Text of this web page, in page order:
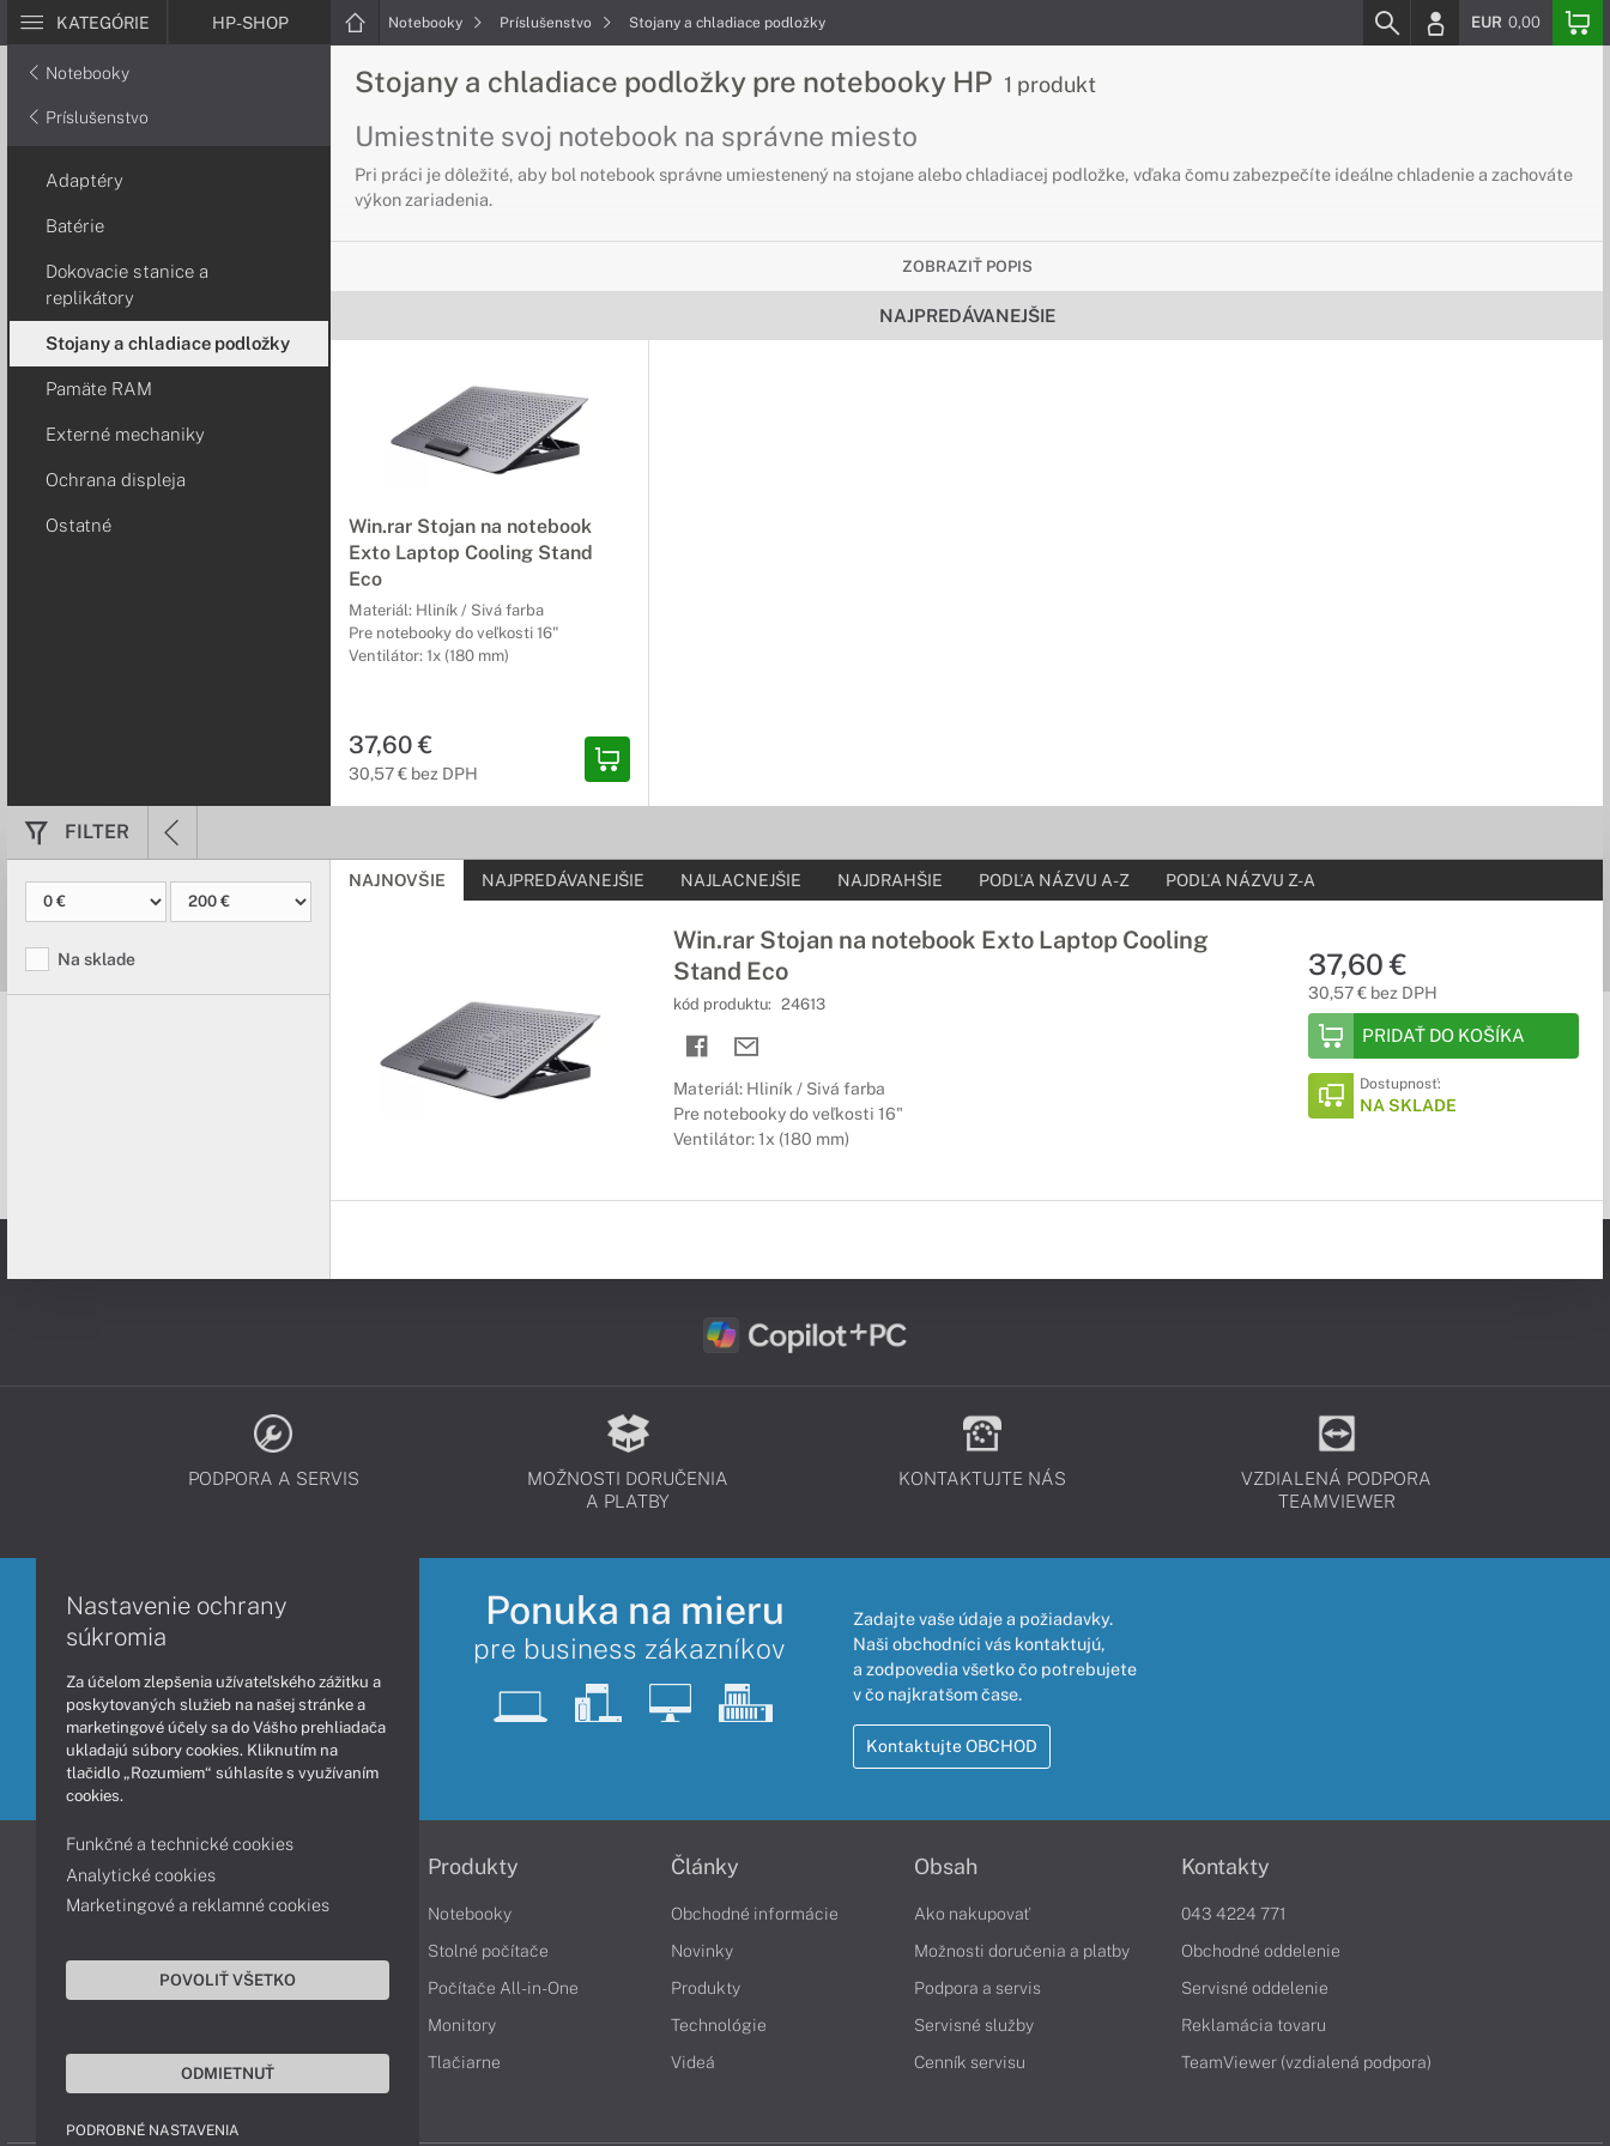
KATEGÓRIE HP-SHOP Notebooky Príslušenstvo Stojany a chladiace podložky EUR 0,00
Notebooky
Príslušenstvo
Adaptéry
Batérie
Dokovacie stanice a
replikátory
Stojany a chladiace podložky
Pamäte RAM
Externé mechaniky
Ochrana displeja
Ostatné
Stojany a chladiace podložky pre notebooky HP 1 produkt
Umiestnite svoj notebook na správne miesto
Pri práci je dôležité, aby bol notebook správne umiestenený na stojane alebo chladiacej podložke, vďaka čomu zabezpečíte ideálne chladenie a zachováte
výkon zariadenia.
ZOBRAZIŤ POPIS
NAJPREDÁVANEJŠIE
Win.rar Stojan na notebook
Exto Laptop Cooling Stand
Eco
Materiál: Hliník / Sivá farba
Pre notebooky do veľkosti 16"
Ventilátor: 1x (180 mm)
37,60 €
30,57 € bez DPH
FILTER
Na sklade
NAJNOVŠIE NAJPREDÁVANEJŠIE NAJLACNEJŠIE NAJDRAHŠIE PODĽA NÁZVU A-Z PODĽA NÁZVU Z-A
Win.rar Stojan na notebook Exto Laptop Cooling
Stand Eco
kód produktu: 24613
Materiál: Hliník / Sivá farba
Pre notebooky do veľkosti 16"
Ventilátor: 1x (180 mm)
37,60 €
30,57 € bez DPH
PRIDAŤ DO KOŠÍKA
Dostupnosť:
NA SKLADE
PODPORA A SERVIS
MOŽNOSTI DORUČENIA
A PLATBY
KONTAKTUJTE NÁS
VZDIALENÁ PODPORA
TEAMVIEWER
Ponuka na mieru
pre business zákazníkov
Zadajte vaše údaje a požiadavky.
Naši obchodníci vás kontaktujú,
a zodpovedia všetko čo potrebujete
v čo najkratšom čase.
Kontaktujte OBCHOD
Informácie
Obchodné podmienky
Ochrana osobných údajov
Vyhlásenie o prístupnosti
Cookies
Produkty
Notebooky
Stolné počítače
Počítače All-in-One
Monitory
Tlačiarne
Články
Obchodné informácie
Novinky
Produkty
Technológie
Videá
Obsah
Ako nakupovať
Možnosti doručenia a platby
Podpora a servis
Servisné služby
Cenník servisu
Kontakty
043 4224 771
Obchodné oddelenie
Servisné oddelenie
Reklamácia tovaru
TeamViewer (vzdialená podpora)
Nastavenie ochrany
súkromia
Za účelom zlepšenia užívateľského zážitku a
poskytovaných služieb na našej stránke a
marketingové účely sa do Vášho prehliadača
ukladajú súbory cookies. Kliknutím na
tlačidlo „Rozumiem“ súhlasíte s využívaním
cookies.
Funkčné a technické cookies
Analytické cookies
Marketingové a reklamné cookies
POVOLIŤ VŠETKO
ODMIETNUŤ
PODROBNÉ NASTAVENIA